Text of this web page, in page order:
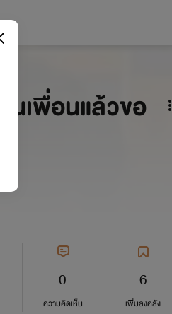
นเพื่อนแล้วขอ
0
ความคิดเห็น
6
เพิ่มลงคลัง